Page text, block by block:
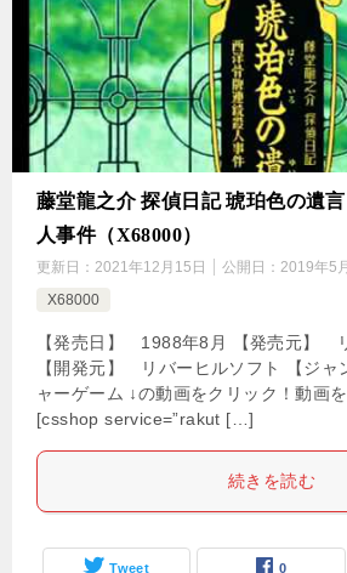
藤堂龍之介 探偵日記 琥珀色の遺
人事件（X68000）
更新日： 2021年12月15日 公開日： 2019年5
X68000
【発売日】 1988年8月 【発売元】
【開発元】 リバーヒルソフト 【ジ
ャーゲーム ↓の動画をクリック！動画
[csshop service=”rakut […]
続きを読む
Tweet 0